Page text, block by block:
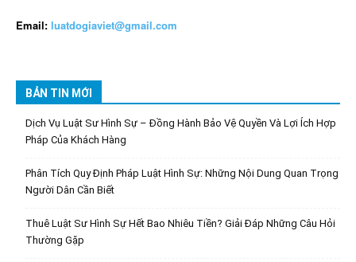
Email: luatdogiaviet@gmail.com
BẢN TIN MỚI
Dịch Vụ Luật Sư Hình Sự – Đồng Hành Bảo Vệ Quyền Và Lợi Ích Hợp
Pháp Của Khách Hàng
Phân Tích Quy Định Pháp Luật Hình Sự: Những Nội Dung Quan Trọng
Người Dân Cần Biết
Thuê Luật Sư Hình Sự Hết Bao Nhiêu Tiền? Giải Đáp Những Câu Hỏi
Thường Gặp